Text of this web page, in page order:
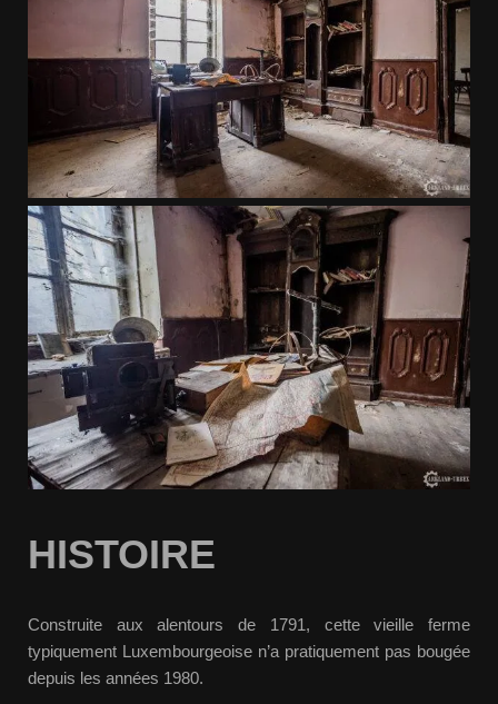
HISTOIRE
Construite aux alentours de 1791, cette vieille ferme
typiquement Luxembourgeoise n’a pratiquement pas bougée
depuis les années 1980.